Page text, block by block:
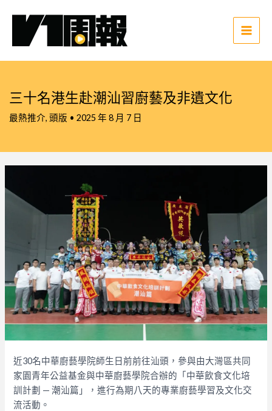
Main
三十名港生赴潮汕習廚藝及非遺文化
最熱推介, 頭版 • 2025 年 8 月 7 日
近30名中華廚藝學院師生日前前往汕頭，參與由大灣區共同
家園青年公益基金與中華廚藝學院合辦的「中華飲食文化培
訓計劃 — 潮汕篇」，進行為期八天的專業廚藝學習及文化交
流活動。